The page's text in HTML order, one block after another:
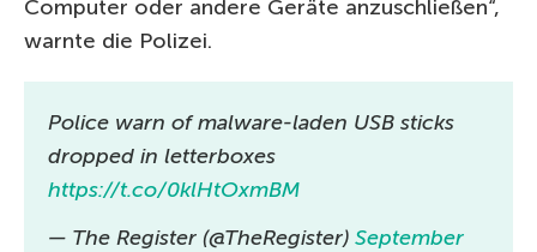
Computer oder andere Geräte anzuschließen“,
warnte die Polizei.
Police warn of malware-laden USB sticks
dropped in letterboxes
https://t.co/0klHtOxmBM
— The Register (@TheRegister) September